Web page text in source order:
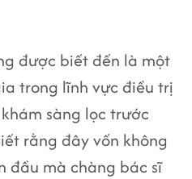
được biết đến là một
trong lĩnh vực điều trị
sàng lọc trước
rằng đây vốn không
đầu mà chàng bác sĩ